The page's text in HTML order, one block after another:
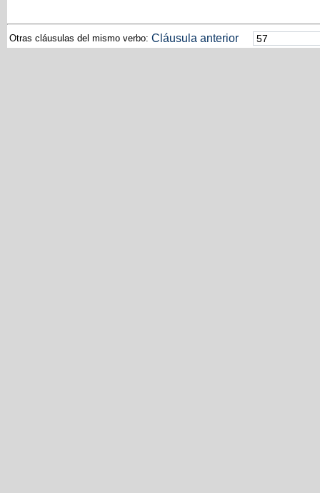
Otras cláusulas del mismo verbo: Cláusula anterior